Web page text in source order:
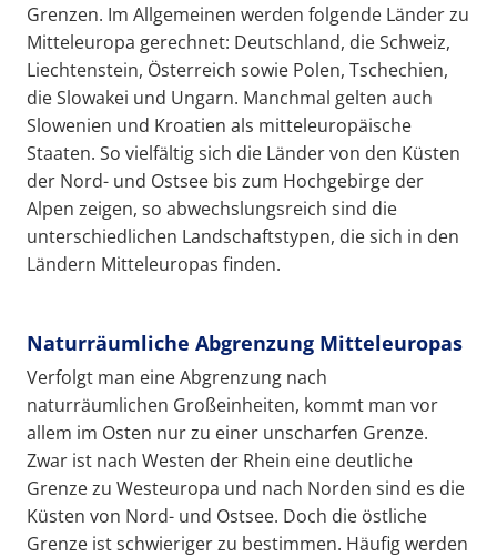
Grenzen. Im Allgemeinen werden folgende Länder zu
Mitteleuropa gerechnet: Deutschland, die Schweiz,
Liechtenstein, Österreich sowie Polen, Tschechien,
die Slowakei und Ungarn. Manchmal gelten auch
Slowenien und Kroatien als mitteleuropäische
Staaten. So vielfältig sich die Länder von den Küsten
der Nord- und Ostsee bis zum Hochgebirge der
Alpen zeigen, so abwechslungsreich sind die
unterschiedlichen Landschaftstypen, die sich in den
Ländern Mitteleuropas finden.
Naturräumliche Abgrenzung Mitteleuropas
Verfolgt man eine Abgrenzung nach
naturräumlichen Großeinheiten, kommt man vor
allem im Osten nur zu einer unscharfen Grenze.
Zwar ist nach Westen der Rhein eine deutliche
Grenze zu Westeuropa und nach Norden sind es die
Küsten von Nord- und Ostsee. Doch die östliche
Grenze ist schwieriger zu bestimmen. Häufig werden